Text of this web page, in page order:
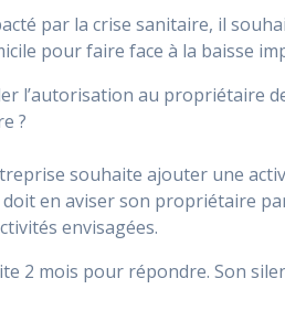
par la crise sanitaire, il
pour faire face à la baisse
l’autorisation au propriétaire
?
souhaite ajouter une
en aviser son propriétaire
envisagées.
2 mois pour répondre. Son